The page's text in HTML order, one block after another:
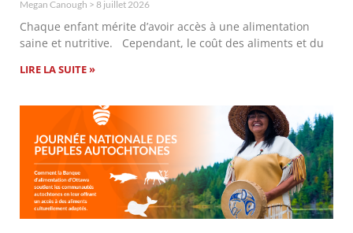
Megan Canough 8 juillet 2026
Chaque enfant mérite d’avoir accès à une alimentation
saine et nutritive. Cependant, le coût des aliments et du
LIRE LA SUITE »